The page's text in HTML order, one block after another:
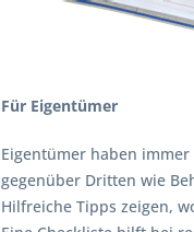
Für Eigentümer
Eigentümer haben
gegenüber Dritten wie
Hilfreiche Tipps zeigen,